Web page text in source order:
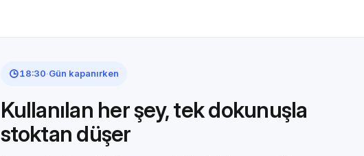
18:30·Gün kapanırken
Kullanılan her şey, tek dokunuşla
stoktan düşer